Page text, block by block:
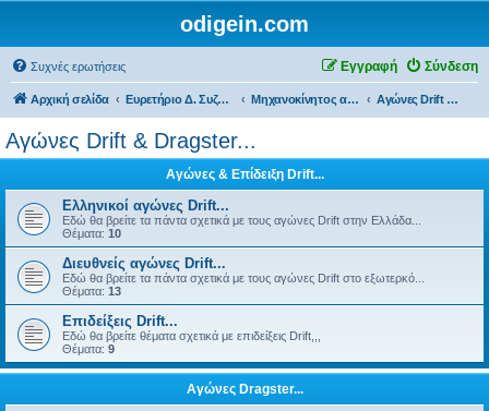
odigein.com
Συχνές ερωτήσεις Σύνδεση
Εγγραφή
Αρχική σελίδα Ευρετήριο Δ. Συζήτησης Μηχανοκίνητος αθλητισμός και μη... Αγώνες Drift & Dragster...
Αγώνες Drift & Dragster...
Αγώνες & Επίδειξη Drift...
Ελληνικοί αγώνες Drift...
Εδώ θα βρείτε τα πάντα σχετικά με τoυς αγώνες Drift στην Ελλάδα...
Θέματα: 10
Διευθνείς αγώνες Drift...
Εδώ θα βρείτε τα πάντα σχετικά με τoυς αγώνες Drift στο εξωτερκό...
Θέματα: 13
Επιδείξεις Drift...
Εδώ θα βρείτε θέματα σχετικά με επιδείξεις Drift,,,
Θέματα: 9
Αγώνες Dragster...